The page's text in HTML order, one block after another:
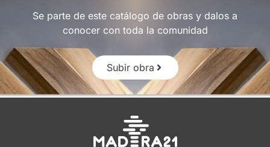
Se parte de este catálogo de obras y dalos a
conocer con toda la comunidad
Subir obra